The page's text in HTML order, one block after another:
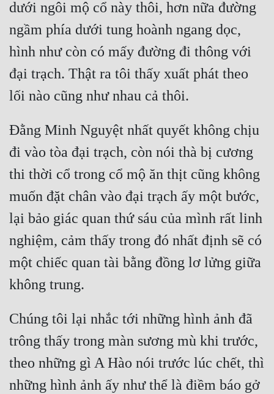
Đẹp Hiệp
Tính Cách Nhân Vật :
Sát Phạt Quyết Đoán
Vô Sỉ
Điềm Đạm
dưới ngôi mộ cổ này thôi, hơn nữa đường
ngầm phía dưới tung hoành ngang dọc,
hình như còn có mấy đường đi thông với
đại trạch. Thật ra tôi thấy xuất phát theo
Đằng Minh Nguyệt nhất quyết không chịu
đi vào tòa đại trạch, còn nói thà bị cương
thi thời cổ trong cổ mộ ăn thịt cũng không
muốn đặt chân vào đại trạch ấy một bước,
lại bảo giác quan thứ sáu của mình rất linh
nghiệm, cảm thấy trong đó nhất định sẽ có
một chiếc quan tài bằng đồng lơ lửng giữa
Chúng tôi lại nhắc tới những hình ảnh đã
trông thấy trong màn sương mù khi trước,
theo những gì A Hào nói trước lúc chết, thì
những hình ảnh ấy như thể là điềm báo gở